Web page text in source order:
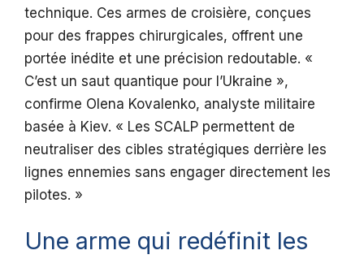
technique. Ces armes de croisière, conçues
pour des frappes chirurgicales, offrent une
portée inédite et une précision redoutable. «
C’est un saut quantique pour l’Ukraine »,
confirme Olena Kovalenko, analyste militaire
basée à Kiev. « Les SCALP permettent de
neutraliser des cibles stratégiques derrière les
lignes ennemies sans engager directement les
pilotes. »
Une arme qui redéfinit les